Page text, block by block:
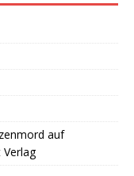
auf
Verlag